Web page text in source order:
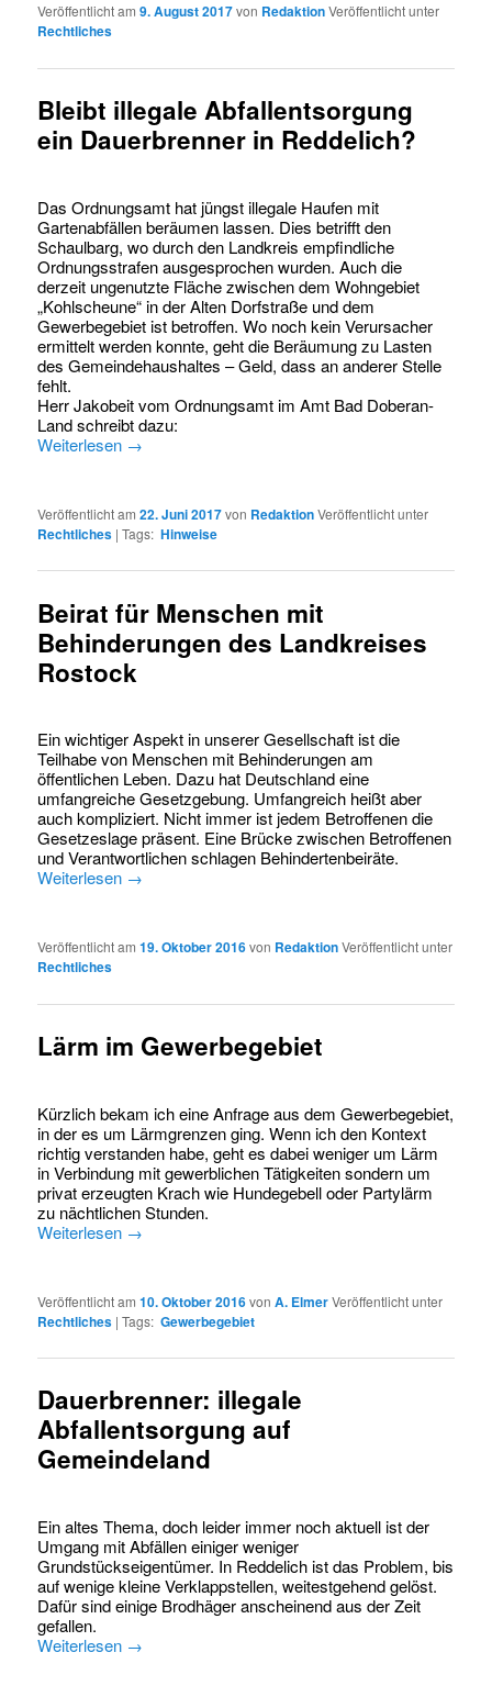
Veröffentlicht am9. August 2017von RedaktionVeröffentlicht unter
Rechtliches
Bleibt illegale Abfallentsorgung
ein Dauerbrenner in Reddelich?
Das Ordnungsamt hat jüngst illegale Haufen mit
Gartenabfällen beräumen lassen. Dies betrifft den
Schaulbarg, wo durch den Landkreis empfindliche
Ordnungsstrafen ausgesprochen wurden. Auch die
derzeit ungenutzte Fläche zwischen dem Wohngebiet
„Kohlscheune“ in der Alten Dorfstraße und dem
Gewerbegebiet ist betroffen. Wo noch kein Verursacher
ermittelt werden konnte, geht die Beräumung zu Lasten
des Gemeindehaushaltes – Geld, dass an anderer Stelle
fehlt.
Herr Jakobeit vom Ordnungsamt im Amt Bad Doberan-
Land schreibt dazu:
Weiterlesen →
Veröffentlicht am22. Juni 2017von RedaktionVeröffentlicht unter
Rechtliches |Tags: Hinweise
Beirat für Menschen mit
Behinderungen des Landkreises
Rostock
Ein wichtiger Aspekt in unserer Gesellschaft ist die
Teilhabe von Menschen mit Behinderungen am
öffentlichen Leben. Dazu hat Deutschland eine
umfangreiche Gesetzgebung. Umfangreich heißt aber
auch kompliziert. Nicht immer ist jedem Betroffenen die
Gesetzeslage präsent. Eine Brücke zwischen Betroffenen
und Verantwortlichen schlagen Behindertenbeiräte.
Weiterlesen →
Veröffentlicht am19. Oktober 2016von RedaktionVeröffentlicht unter
Rechtliches
Lärm im Gewerbegebiet
Kürzlich bekam ich eine Anfrage aus dem Gewerbegebiet,
in der es um Lärmgrenzen ging. Wenn ich den Kontext
richtig verstanden habe, geht es dabei weniger um Lärm
in Verbindung mit gewerblichen Tätigkeiten sondern um
privat erzeugten Krach wie Hundegebell oder Partylärm
zu nächtlichen Stunden.
Weiterlesen →
Veröffentlicht am10. Oktober 2016vonA. ElmerVeröffentlicht unter
Rechtliches |Tags: Gewerbegebiet
Dauerbrenner: illegale
Abfallentsorgung auf
Gemeindeland
Ein altes Thema, doch leider immer noch aktuell ist der
Umgang mit Abfällen einiger weniger
Grundstückseigentümer. In Reddelich ist das Problem, bis
auf wenige kleine Verklappstellen, weitestgehend gelöst.
Dafür sind einige Brodhäger anscheinend aus der Zeit
gefallen.
Weiterlesen →